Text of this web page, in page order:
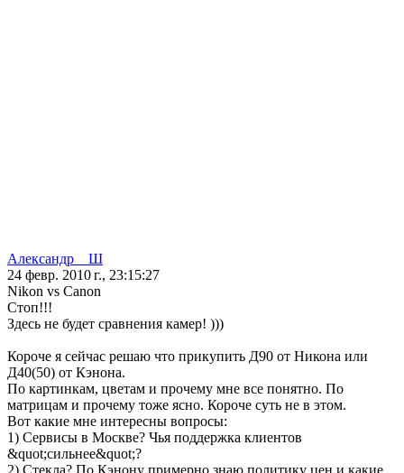
Александр__Ш
24 февр. 2010 г., 23:15:27
Nikon vs Canon
Стоп!!!
Здесь не будет сравнения камер! )))
Короче я сейчас решаю что прикупить Д90 от Никона или
Д40(50) от Кэнона.
По картинкам, цветам и прочему мне все понятно. По
матрицам и прочему тоже ясно. Короче суть не в этом.
Вот какие мне интересны вопросы:
1) Сервисы в Москве? Чья поддержка клиентов
&quot;сильнее&quot;?